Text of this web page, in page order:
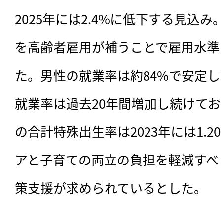
2025年には2.4%に低下する見込み
を高齢者雇用が補うことで雇用水
た。男性の就業率は約84%で安定
就業率は過去20年間増加し続けて
の合計特殊出生率は2023年には
アと子育ての両立の負担を軽減す
策支援が求められているとした。